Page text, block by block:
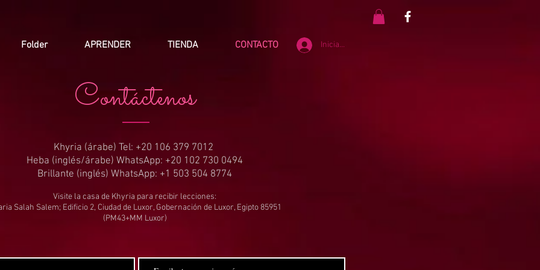
Iniciar sesión
Folder APRENDER TIENDA CONTACTO
Contáctenos
Khyria (árabe) Tel: +20 106 379 7012
Heba (inglés/árabe) WhatsApp: +20 102 730 0494
Brillante (inglés) WhatsApp: +1 503 504 8774
Visite la casa de Khyria para recibir lecciones:
Salah Salem; Edificio 2, Ciudad de Luxor, Gobernación de Luxor, Egipto 85951
(PM43+MM Luxor)